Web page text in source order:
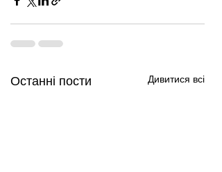
Останні пости Дивитися всі